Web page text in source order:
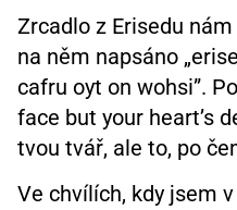
Zrcadlo z Erisedu
na něm napsáno
cafru oyt on wohsi”.
face but your heart’s
tvou tvář, ale to, po
Ve chvílích, kdy jsem